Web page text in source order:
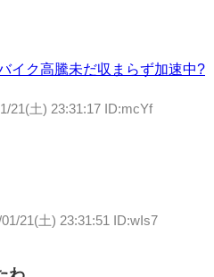
イク高騰未だ収まらず加速中?
21(土) 23:31:17 ID:mcYf
01/21(土) 23:31:51 ID:wIs7